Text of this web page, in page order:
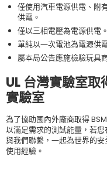
僅使用汽車電源供電、附
供電。
僅以三相電壓為電源供電。
單純以一次電池為電源供
屬本局公告應施檢驗玩具
UL 台灣實驗室取
實驗室
為了協助國內外廠商取得
以滿足需求的測試能量，若
與我們聯繫，一起為世界的
使用經驗。